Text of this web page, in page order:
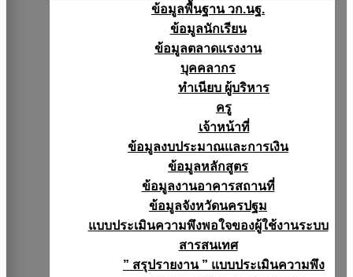
ข้อมูลพื้นฐาน วก.นฐ.
ข้อมูลนักเรียน
ข้อมูลตลาดแรงงาน
บุคคลากร
ทำเนียบ ผู้บริหาร
ครู
เจ้าหน้าที่
ข้อมูลงบประมาณเเละการเงิน
ข้อมูลหลักสูตร
ข้อมูลงานอาคารสถานที่
ข้อมูลจังหวัดนครปฐม
แบบประเมินความพึงพอใจของผู้ใช้งานระบบ
สารสนเทศ
” สรุปรายงาน ” แบบประเมินความพึง